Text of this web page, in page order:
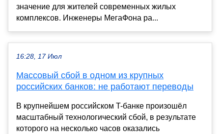
значение для жителей современных жилых
комплексов. Инженеры МегаФона ра...
16:28, 17 Июл
Массовый сбой в одном из крупных
российских банков: не работают переводы
В крупнейшем российском T-банке произошёл
масштабный технологический сбой, в результате
которого на несколько часов оказались